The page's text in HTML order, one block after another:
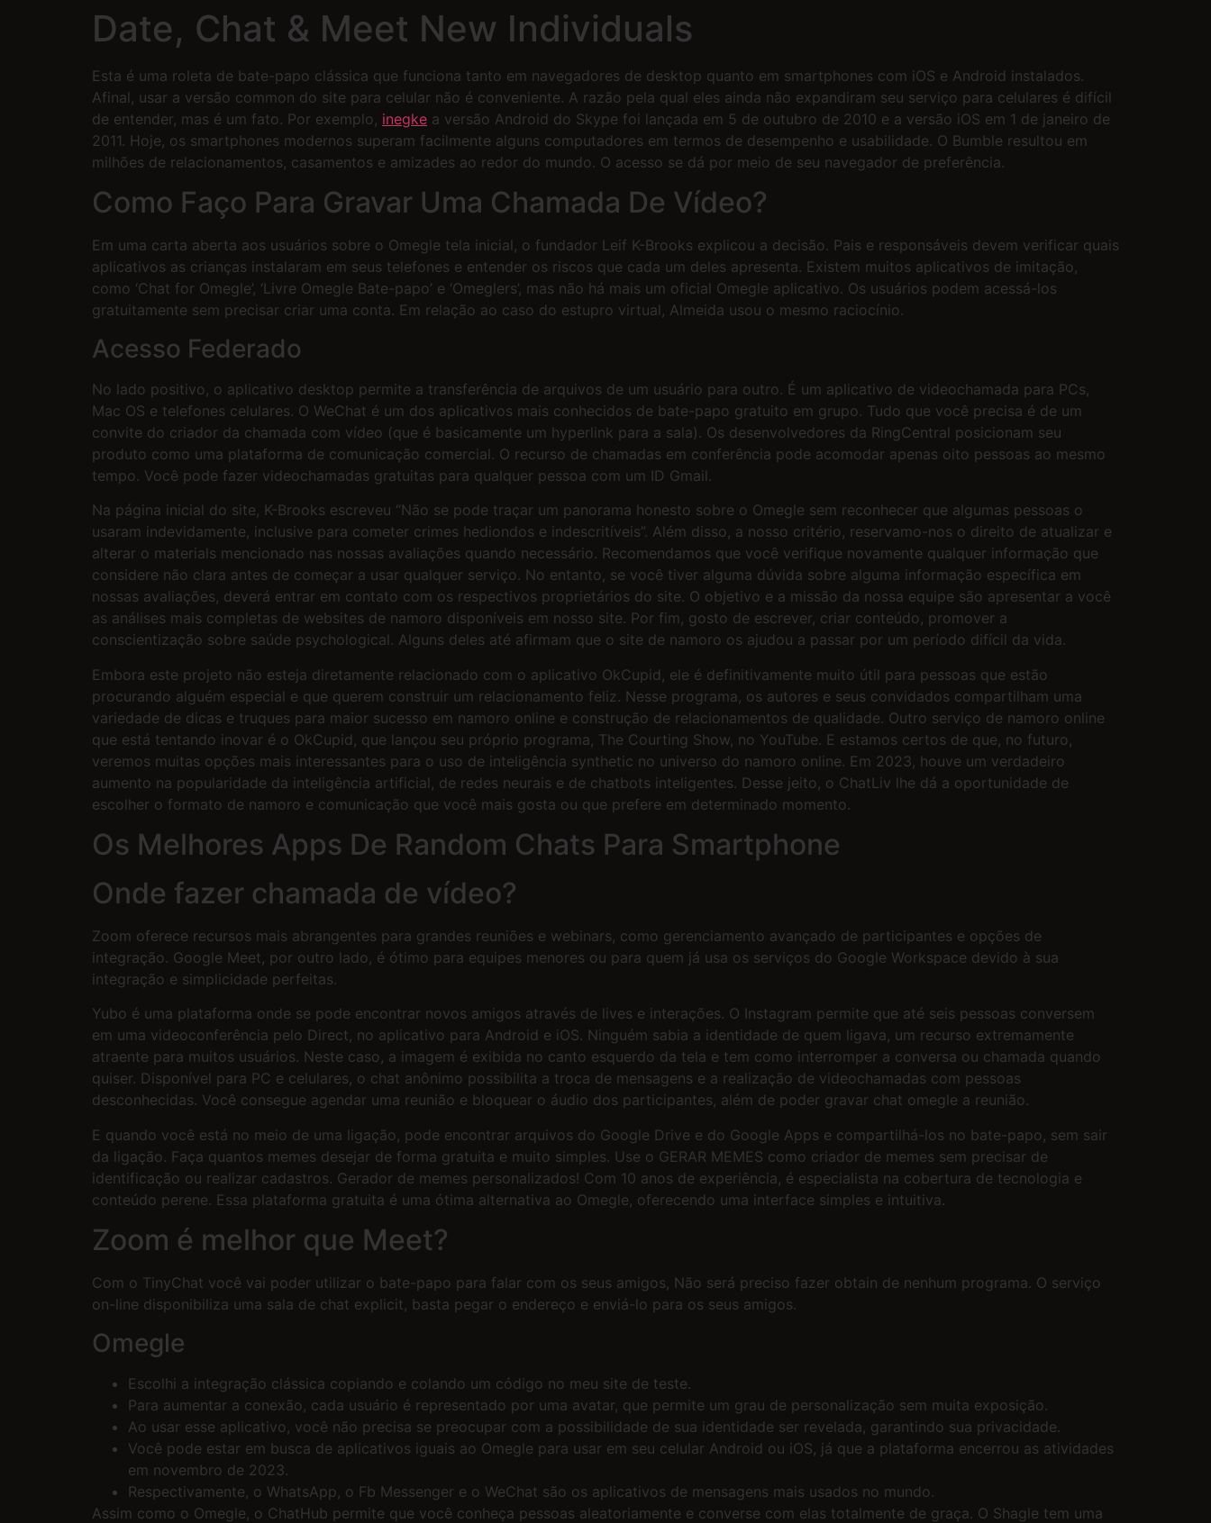
Date, Chat & Meet New Individuals
Esta é uma roleta de bate-papo clássica que funciona tanto em navegadores de desktop quanto em smartphones com iOS e Android instalados.
Afinal, usar a versão common do site para celular não é conveniente. A razão pela qual eles ainda não expandiram seu serviço para celulares é difícil
de entender, mas é um fato. Por exemplo, inegke a versão Android do Skype foi lançada em 5 de outubro de 2010 e a versão iOS em 1 de janeiro de
2011. Hoje, os smartphones modernos superam facilmente alguns computadores em termos de desempenho e usabilidade. O Bumble resultou em
milhões de relacionamentos, casamentos e amizades ao redor do mundo. O acesso se dá por meio de seu navegador de preferência.
Como Faço Para Gravar Uma Chamada De Vídeo?
Em uma carta aberta aos usuários sobre o Omegle tela inicial, o fundador Leif K-Brooks explicou a decisão. Pais e responsáveis devem verificar quais
aplicativos as crianças instalaram em seus telefones e entender os riscos que cada um deles apresenta. Existem muitos aplicativos de imitação,
como ‘Chat for Omegle’, ‘Livre Omegle Bate-papo’ e ‘Omeglers’, mas não há mais um oficial Omegle aplicativo. Os usuários podem acessá-los
gratuitamente sem precisar criar uma conta. Em relação ao caso do estupro virtual, Almeida usou o mesmo raciocínio.
Acesso Federado
No lado positivo, o aplicativo desktop permite a transferência de arquivos de um usuário para outro. É um aplicativo de videochamada para PCs,
Mac OS e telefones celulares. O WeChat é um dos aplicativos mais conhecidos de bate-papo gratuito em grupo. Tudo que você precisa é de um
convite do criador da chamada com vídeo (que é basicamente um hyperlink para a sala). Os desenvolvedores da RingCentral posicionam seu
produto como uma plataforma de comunicação comercial. O recurso de chamadas em conferência pode acomodar apenas oito pessoas ao mesmo
tempo. Você pode fazer videochamadas gratuitas para qualquer pessoa com um ID Gmail.
Na página inicial do site, K-Brooks escreveu “Não se pode traçar um panorama honesto sobre o Omegle sem reconhecer que algumas pessoas o
usaram indevidamente, inclusive para cometer crimes hediondos e indescritíveis”. Além disso, a nosso critério, reservamo-nos o direito de atualizar e
alterar o materials mencionado nas nossas avaliações quando necessário. Recomendamos que você verifique novamente qualquer informação que
considere não clara antes de começar a usar qualquer serviço. No entanto, se você tiver alguma dúvida sobre alguma informação específica em
nossas avaliações, deverá entrar em contato com os respectivos proprietários do site. O objetivo e a missão da nossa equipe são apresentar a você
as análises mais completas de websites de namoro disponíveis em nosso site. Por fim, gosto de escrever, criar conteúdo, promover a
conscientização sobre saúde psychological. Alguns deles até afirmam que o site de namoro os ajudou a passar por um período difícil da vida.
Embora este projeto não esteja diretamente relacionado com o aplicativo OkCupid, ele é definitivamente muito útil para pessoas que estão
procurando alguém especial e que querem construir um relacionamento feliz. Nesse programa, os autores e seus convidados compartilham uma
variedade de dicas e truques para maior sucesso em namoro online e construção de relacionamentos de qualidade. Outro serviço de namoro online
que está tentando inovar é o OkCupid, que lançou seu próprio programa, The Courting Show, no YouTube. E estamos certos de que, no futuro,
veremos muitas opções mais interessantes para o uso de inteligência synthetic no universo do namoro online. Em 2023, houve um verdadeiro
aumento na popularidade da inteligência artificial, de redes neurais e de chatbots inteligentes. Desse jeito, o ChatLiv lhe dá a oportunidade de
escolher o formato de namoro e comunicação que você mais gosta ou que prefere em determinado momento.
Os Melhores Apps De Random Chats Para Smartphone
Onde fazer chamada de vídeo?
Zoom oferece recursos mais abrangentes para grandes reuniões e webinars, como gerenciamento avançado de participantes e opções de
integração. Google Meet, por outro lado, é ótimo para equipes menores ou para quem já usa os serviços do Google Workspace devido à sua
integração e simplicidade perfeitas.
Yubo é uma plataforma onde se pode encontrar novos amigos através de lives e interações. O Instagram permite que até seis pessoas conversem
em uma videoconferência pelo Direct, no aplicativo para Android e iOS. Ninguém sabia a identidade de quem ligava, um recurso extremamente
atraente para muitos usuários. Neste caso, a imagem é exibida no canto esquerdo da tela e tem como interromper a conversa ou chamada quando
quiser. Disponível para PC e celulares, o chat anônimo possibilita a troca de mensagens e a realização de videochamadas com pessoas
desconhecidas. Você consegue agendar uma reunião e bloquear o áudio dos participantes, além de poder gravar chat omegle a reunião.
E quando você está no meio de uma ligação, pode encontrar arquivos do Google Drive e do Google Apps e compartilhá-los no bate-papo, sem sair
da ligação. Faça quantos memes desejar de forma gratuita e muito simples. Use o GERAR MEMES como criador de memes sem precisar de
identificação ou realizar cadastros. Gerador de memes personalizados! Com 10 anos de experiência, é especialista na cobertura de tecnologia e
conteúdo perene. Essa plataforma gratuita é uma ótima alternativa ao Omegle, oferecendo uma interface simples e intuitiva.
Zoom é melhor que Meet?
Com o TinyChat você vai poder utilizar o bate-papo para falar com os seus amigos, Não será preciso fazer obtain de nenhum programa. O serviço
on-line disponibiliza uma sala de chat explicit, basta pegar o endereço e enviá-lo para os seus amigos.
Omegle
Escolhi a integração clássica copiando e colando um código no meu site de teste.
Para aumentar a conexão, cada usuário é representado por uma avatar, que permite um grau de personalização sem muita exposição.
Ao usar esse aplicativo, você não precisa se preocupar com a possibilidade de sua identidade ser revelada, garantindo sua privacidade.
Você pode estar em busca de aplicativos iguais ao Omegle para usar em seu celular Android ou iOS, já que a plataforma encerrou as atividades
em novembro de 2023.
Respectivamente, o WhatsApp, o Fb Messenger e o WeChat são os aplicativos de mensagens mais usados no mundo.
Assim como o Omegle, o ChatHub permite que você conheça pessoas aleatoriamente e converse com elas totalmente de graça. O Shagle tem uma